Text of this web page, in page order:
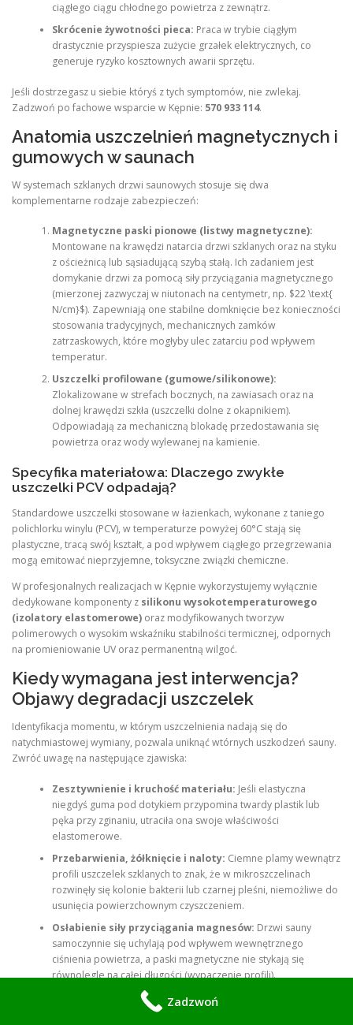
ciągłego ciągu chłodnego powietrza z zewnątrz.
Skrócenie żywotności pieca: Praca w trybie ciągłym
drastycznie przyspiesza zużycie grzałek elektrycznych, co
generuje ryzyko kosztownych awarii sprzętu.
Jeśli dostrzegasz u siebie któryś z tych symptomów, nie zwlekaj.
Zadzwoń po fachowe wsparcie w Kępnie: 570 933 114.
Anatomia uszczelnień magnetycznych i
gumowych w saunach
W systemach szklanych drzwi saunowych stosuje się dwa
komplementarne rodzaje zabezpieczeń:
Magnetyczne paski pionowe (listwy magnetyczne):
Montowane na krawędzi natarcia drzwi szklanych oraz na styku
z ościeżnicą lub sąsiadującą szybą stałą. Ich zadaniem jest
domykanie drzwi za pomocą siły przyciągania magnetycznego
(mierzonej zazwyczaj w niutonach na centymetr, np. $22 \text{
N/cm}$). Zapewniają one stabilne domknięcie bez konieczności
stosowania tradycyjnych, mechanicznych zamków
zatrzaskowych, które mogłyby ulec zatarciu pod wpływem
temperatur.
Uszczelki profilowane (gumowe/silikonowe):
Zlokalizowane w strefach bocznych, na zawiasach oraz na
dolnej krawędzi szkła (uszczelki dolne z okapnikiem).
Odpowiadają za mechaniczną blokadę przedostawania się
powietrza oraz wody wylewanej na kamienie.
Specyfika materiałowa: Dlaczego zwykłe
uszczelki PCV odpadają?
Standardowe uszczelki stosowane w łazienkach, wykonane z taniego
polichlorku winylu (PCV), w temperaturze powyżej 60°C stają się
plastyczne, tracą swój kształt, a pod wpływem ciągłego przegrzewania
mogą emitować nieprzyjemne, toksyczne związki chemiczne.
W profesjonalnych realizacjach w Kępnie wykorzystujemy wyłącznie
dedykowane komponenty z silikonu wysokotemperaturowego
(izolatory elastomerowe) oraz modyfikowanych tworzyw
polimerowych o wysokim wskaźniku stabilności termicznej, odpornych
na promieniowanie UV oraz permanentną wilgoć.
Kiedy wymagana jest interwencja?
Objawy degradacji uszczelek
Identyfikacja momentu, w którym uszczelnienia nadają się do
natychmiastowej wymiany, pozwala uniknąć wtórnych uszkodzeń sauny.
Zwróć uwagę na następujące zjawiska:
Zesztywnienie i kruchość materiału: Jeśli elastyczna
niegdyś guma pod dotykiem przypomina twardy plastik lub
pęka przy zginaniu, utraciła ona swoje właściwości
elastomerowe.
Przebarwienia, żółknięcie i naloty: Ciemne plamy wewnątrz
profili uszczelek szklanych to znak, że w mikroszczelinach
rozwinęły się kolonie bakterii lub czarnej pleśni, niemożliwe do
usunięcia powierzchownym czyszczeniem.
Osłabienie siły przyciągania magnesów: Drzwi sauny
samoczynnie się uchylają pod wpływem wewnętrznego
ciśnienia powietrza, a paski magnetyczne nie stykają się
równolegle na całej długości (wypaczenie profili).
Widoczne szczeliny (prześwity światła):
zamknięte drzwi od zewnętrznej strony, widać strugi światła
Zadzwoń